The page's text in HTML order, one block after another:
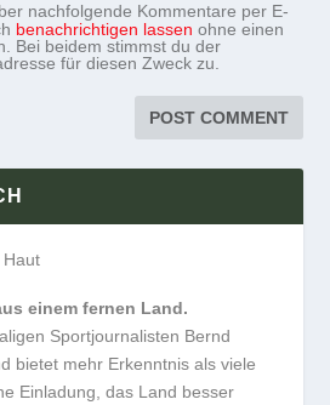
nachfolgende Kommentare per E-
benachrichtigen lassen ohne einen
Bei beidem stimmst du der
für diesen Zweck zu.
einem fernen Land.
Sportjournalisten Bernd
bietet mehr Erkenntnis als viele
Einladung, das Land besser